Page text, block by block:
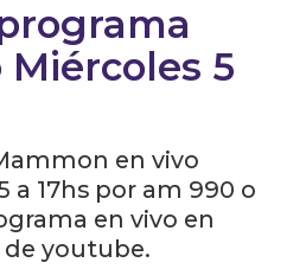
5
en vivo
a 17hs por am 990 o
en vivo en
youtube.